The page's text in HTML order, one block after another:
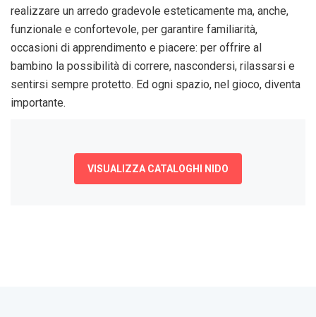
realizzare un arredo gradevole esteticamente ma, anche,
funzionale e confortevole, per garantire familiarità,
occasioni di apprendimento e piacere: per offrire al
bambino la possibilità di correre, nascondersi, rilassarsi e
sentirsi sempre protetto. Ed ogni spazio, nel gioco, diventa
importante.
VISUALIZZA CATALOGHI NIDO